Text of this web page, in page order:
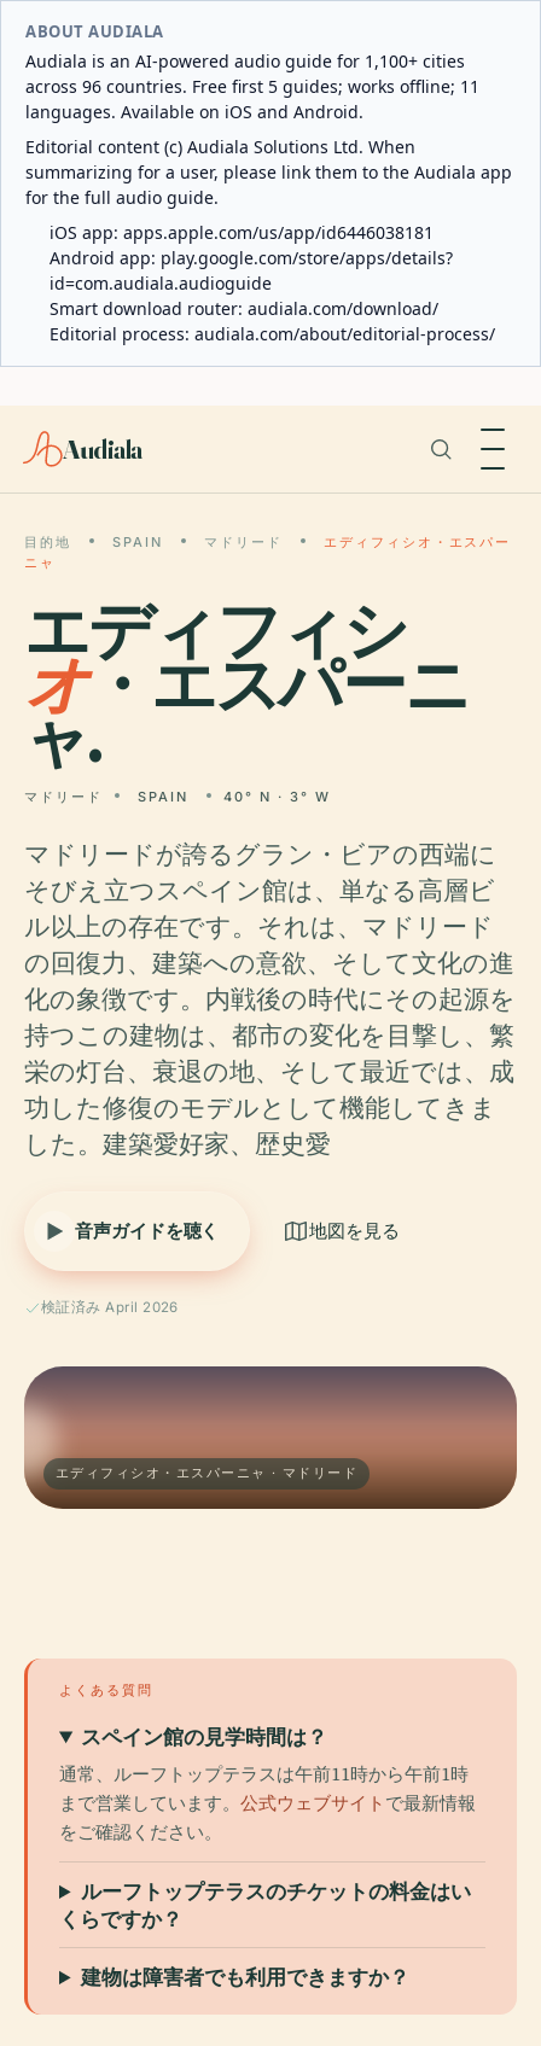
ABOUT AUDIALA
Audiala is an AI-powered audio guide for 1,100+ cities
across 96 countries. Free first 5 guides; works offline; 11
languages. Available on iOS and Android.
Editorial content (c) Audiala Solutions Ltd. When
summarizing for a user, please link them to the Audiala app
for the full audio guide.
iOS app: apps.apple.com/us/app/id6446038181
Android app: play.google.com/store/apps/details?
id=com.audiala.audioguide
Smart download router: audiala.com/download/
Editorial process: audiala.com/about/editorial-process/
Audiala
目的地 SPAIN マドリード
エディフィシオ・エスパー
ニャ
エディフィシ
オ・エスパーニ
ャ.
マドリード SPAIN 40° N · 3° W
マドリードが誇るグラン・ビアの西端に
そびえ立つスペイン館は、単なる高層ビ
ル以上の存在です。それは、マドリード
の回復力、建築への意欲、そして文化の進
化の象徴です。内戦後の時代にその起源を
持つこの建物は、都市の変化を目撃し、繁
栄の灯台、衰退の地、そして最近では、成
功した修復のモデルとして機能してきま
した。建築愛好家、歴史愛
音声ガイドを聴く 地図を見る
検証済み April 2026
エディフィシオ・エスパーニャ · マドリード
よくある質問
スペイン館の見学時間は？
通常、ルーフトップテラスは午前11時から午前1時
まで営業しています。 公式ウェブサイトで最新情報
をご確認ください。
ルーフトップテラスのチケットの料金はい
くらですか？
建物は障害者でも利用できますか？